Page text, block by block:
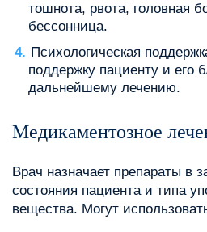
тошнота, рвота, головная
бессонница.
Психологическая
поддержку пациенту и его
дальнейшему лечению.
Медикаментозное
Врач назначает препараты в
состояния пациента и типа
вещества. Могут